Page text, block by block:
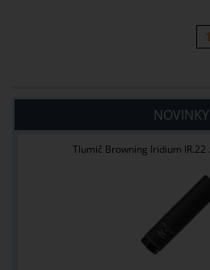
1
NOVINKY
Tlumič Browning Iridium IR.22